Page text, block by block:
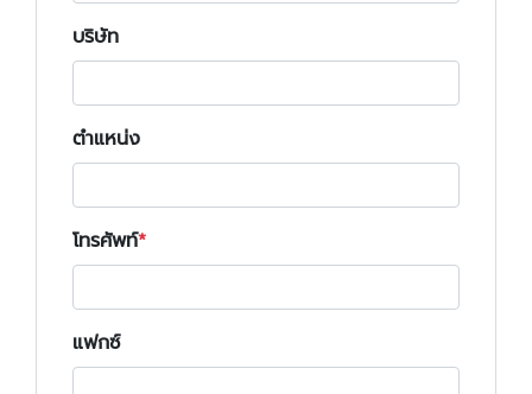
บริษัท
ตำแหน่ง
โทรศัพท์
แฟกซ์